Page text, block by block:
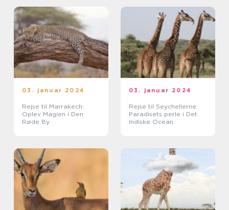
03. januar 2024
Rejse til Marrakech:
Oplev Magien i Den
Røde By
03. januar 2024
Rejse til Seychellerne:
Paradisets perle i Det
Indiske Ocean